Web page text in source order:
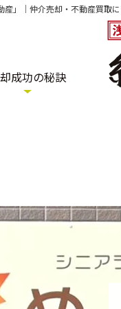
」｜仲介売却・不動産買取
成功の秘訣